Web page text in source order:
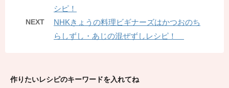
シピ！
NEXT
NHKきょうの料理ビギナーズはかつおのち
らしずし・あじの混ぜずしレシピ！
作りたいレシピのキーワードを入れてね